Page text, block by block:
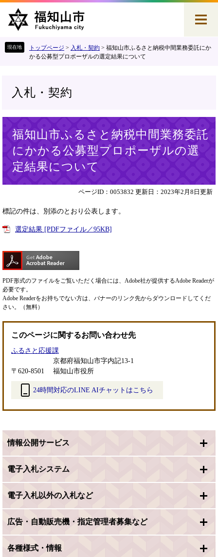
へ
トップページ > 入札・契約 > 福知山市ふるさと納税中間業務委託にか
かる公募型プロポーザルの選定結果について
入札・契約
福知山市ふるさと納税中間業務委託
にかかる公募型プロポーザルの選
定結果について
ページID：0053832 更新日：2023年2月8日更新
標記の件は、別添のとおり公表します。
選定結果 [PDFファイル／95KB]
PDF形式のファイルをご覧いただく場合には、Adobe社が提供するAdobe Readerが
必要です。
Adobe Readerをお持ちでない方は、バナーのリンク先からダウンロードしてくだ
さい。（無料）
このページに関するお問い合わせ先
ふるさと応援課
〒620-8501
京都府福知山市字内記13-1
福知山市役所
24時間対応のLINE AIチャットはこちら
ン
ク
＞
情報公開サービス
電子入札システム
電子入札以外の入札など
広告・自動販売機・指定管理者募集など
各種様式・情報